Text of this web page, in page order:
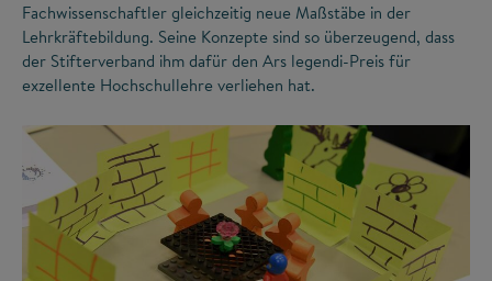
Fachwissenschaftler gleichzeitig neue Maßstäbe in der
Lehrkräftebildung. Seine Konzepte sind so überzeugend, dass
der Stifterverband ihm dafür den Ars legendi-Preis für
exzellente Hochschullehre verliehen hat.